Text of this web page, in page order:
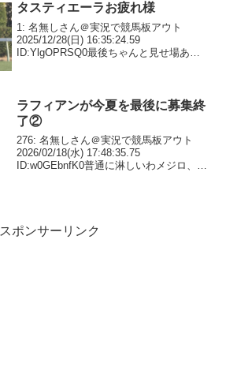
イバー25（キ...
タスティエーラお疲れ様
1: 名無しさん＠実況で競馬板アウト
2025/12/28(日) 16:35:24.59
ID:YlgOPRSQ0最後ちゃんと見せ場あっ
ラフィアンが今夏を最後に募集終
了②
276: 名無しさん＠実況で競馬板アウト
2026/02/18(水) 17:48:35.75
ID:w0GEbnfK0普通に淋しいわメジロ、ト
スポンサーリンク